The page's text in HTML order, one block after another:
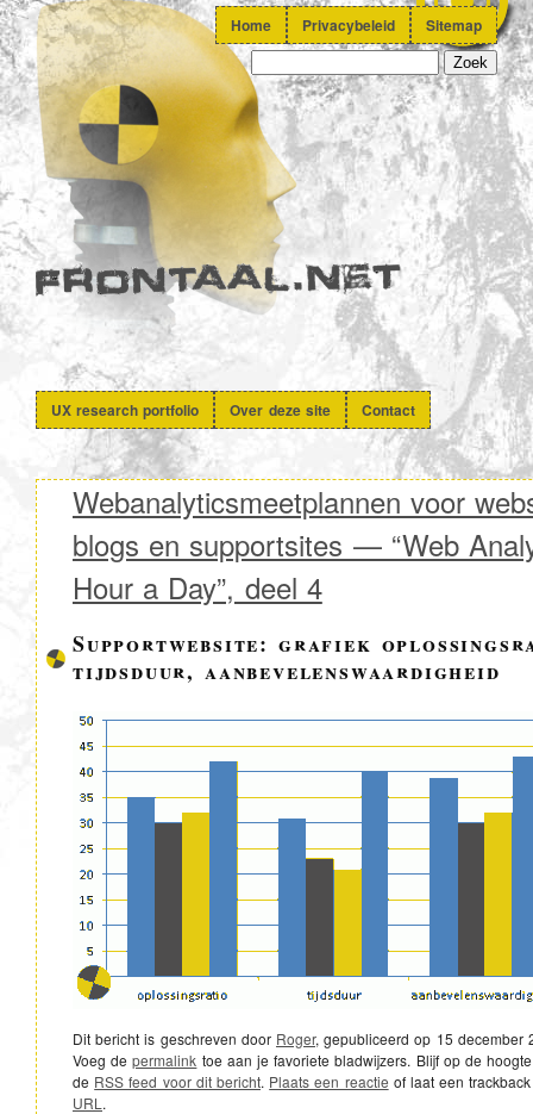
Home Privacybeleid Sitemap
UX research portfolio Over deze site Contact
Webanalyticsmeetplannen voor
blogs en supportsites — “Web
Hour a Day”, deel 4
Supportwebsite: grafiek
tijdsduur, aanbevelenswaardigheid
Dit bericht is geschreven door Roger, gepubliceerd op 15 december
Voeg depermalink toe aan je favoriete bladwijzers. Blijf op de
de RSS feed voor dit bericht. Plaats een reactie of laat een
URL .